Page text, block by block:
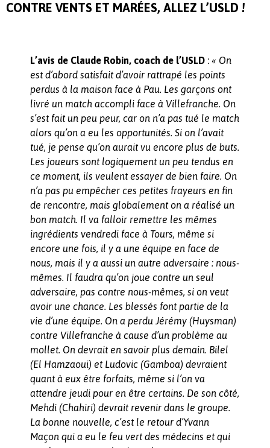
CONTRE VENTS ET MARÉES, ALLEZ L’USLD !
L’avis de Claude Robin, coach de l’USLD : « On
est d’abord satisfait d’avoir rattrapé les points
perdus à la maison face à Pau. Les garçons ont
livré un match accompli face à Villefranche. On
s’est fait un peu peur, car on n’a pas tué le match
alors qu’on a eu les opportunités. Si on l’avait
tué, je pense qu’on aurait vu encore plus de buts.
Les joueurs sont logiquement un peu tendus en
ce moment, ils veulent essayer de bien faire. On
n’a pas pu empêcher ces petites frayeurs en fin
de rencontre, mais globalement on a réalisé un
bon match. Il va falloir remettre les mêmes
ingrédients vendredi face à Tours, même si
encore une fois, il y a une équipe en face de
nous, mais il y a aussi un autre adversaire : nous-
mêmes. Il faudra qu’on joue contre un seul
adversaire, pas contre nous-mêmes, si on veut
avoir une chance. Les blessés font partie de la
vie d’une équipe. On a perdu Jérémy (Huysman)
contre Villefranche à cause d’un problème au
mollet. On devrait en savoir plus demain. Bilel
(El Hamzaoui) et Ludovic (Gamboa) devraient
quant à eux être forfaits, même si l’on va
attendre jeudi pour en être certains. De son côté,
Mehdi (Chahiri) devrait revenir dans le groupe.
La bonne nouvelle, c’est le retour d’Yvann
Maçon qui a eu le feu vert des médecins et qui